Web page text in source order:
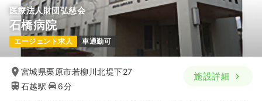
医療法人財団弘慈会
石橋病院
エージェント求人 車通勤可
宮城県栗原市若柳川北堤下27
石越駅
6分
施設詳細